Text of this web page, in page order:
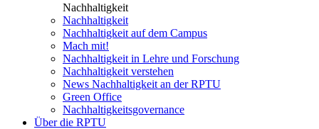
Nachhaltigkeit
Nachhaltigkeit
Nachhaltigkeit auf dem Campus
Mach mit!
Nachhaltigkeit in Lehre und Forschung
Nachhaltigkeit verstehen
News Nachhaltigkeit an der RPTU
Green Office
Nachhaltigkeitsgovernance
Über die RPTU